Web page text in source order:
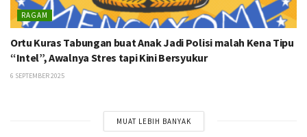
RAGAM
Ortu Kuras Tabungan buat Anak Jadi Polisi malah Kena Tipu
“Intel”, Awalnya Stres tapi Kini Bersyukur
6 SEPTEMBER 2025
MUAT LEBIH BANYAK